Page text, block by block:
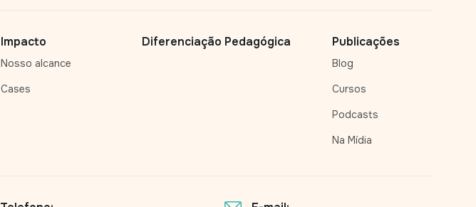
Impacto
Nosso alcance
Cases
Diferenciação Pedagógica Publicações
Blog
Cursos
Podcasts
Na Mídia